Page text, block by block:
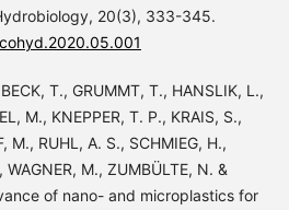
20(3), 333-345.
T., GRUMMT, T., HANSLIK, L.,
M., KNEPPER, T. P., KRAIS, S.,
M., RUHL, A. S., SCHMIEG, H.,
WAGNER, M., ZUMBÜLTE, N. &
of nano- and microplastics for